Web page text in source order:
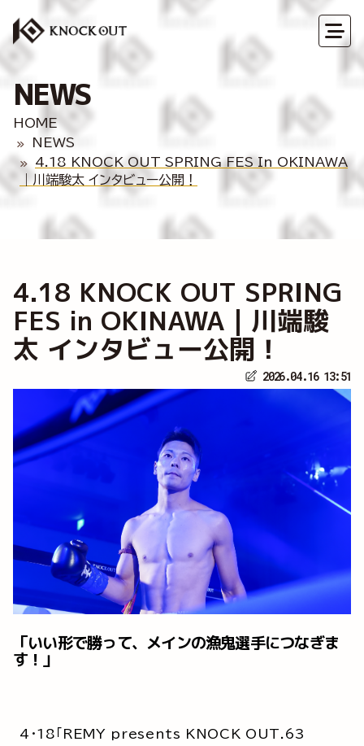
NEWS
HOME
NEWS
4.18 KNOCK OUT SPRING FES In OKINAWA
｜川端駿太 インタビュー公開！
4.18 KNOCK OUT SPRING
FES in OKINAWA｜川端駿
太 インタビュー公開！
2026.04.16 13:51
「いい形で勝って、メインの漁鬼選手につなぎま
す！」
4・18「REMY presents KNOCK OUT.63